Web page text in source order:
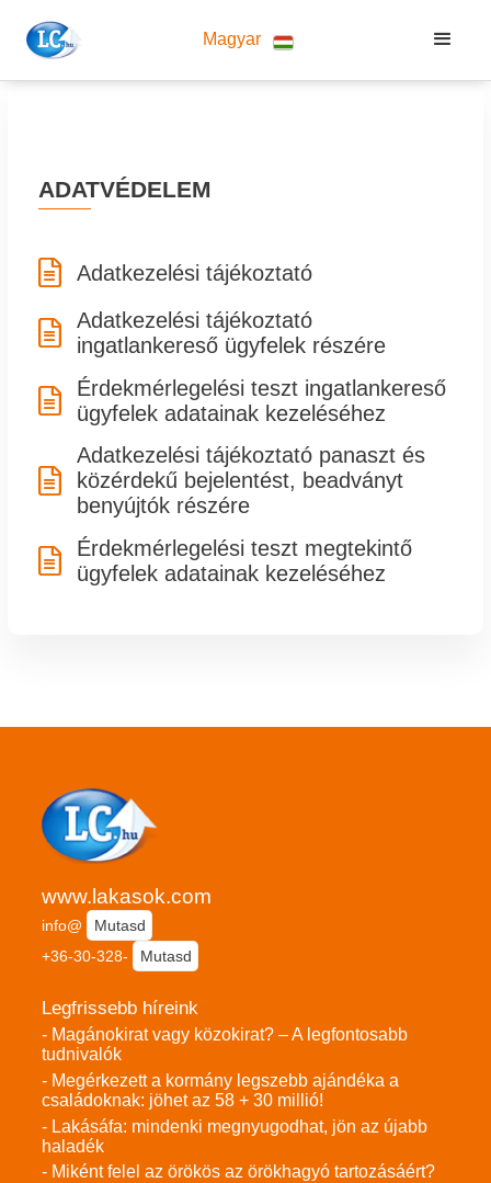
Magyar
ADATVÉDELEM
 Adatkezelési tájékoztató

Adatkezelési tájékoztató
ingatlankereső ügyfelek részére

Érdekmérlegelési teszt ingatlankereső
ügyfelek adatainak kezeléséhez

Adatkezelési tájékoztató panaszt és
közérdekű bejelentést, beadványt
benyújtók részére

Érdekmérlegelési teszt megtekintő
ügyfelek adatainak kezeléséhez
www.lakasok.com
info@
Mutasd
+36-30-328-
Mutasd
Legfrissebb híreink
- Magánokirat vagy közokirat? – A legfontosabb
tudnivalók
- Megérkezett a kormány legszebb ajándéka a
családoknak: jöhet az 58 + 30 millió!
- Lakásáfa: mindenki megnyugodhat, jön az újabb
haladék
- Miként felel az örökös az örökhagyó tartozásáért?